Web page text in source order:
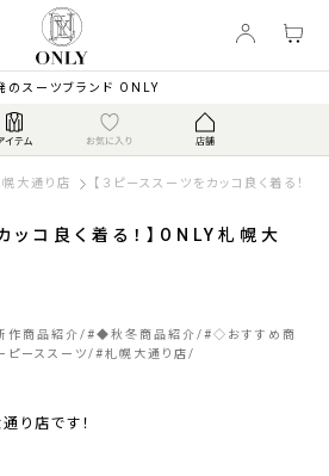
のスーツブランド ONLY
大通り店 【３ピーススーツをカッコ良く着る！
ッコ良く着る！】ONLY札幌大
作商品紹介 #◆秋冬商品紹介 #◇おすすめ商
ピーススーツ #札幌大通り店
り店です！